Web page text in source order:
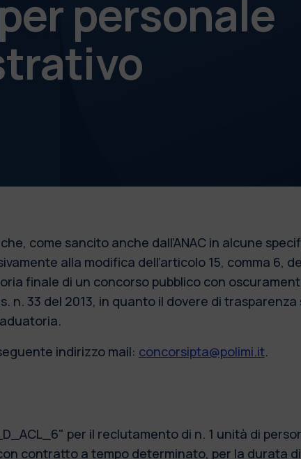
personale
come sancito anche dall’ANAC in alcune
alla modifica dell’articolo 15, comma 6,
finale di un concorso pubblico con
n. 33 del 2013, in quanto il dovere di
indirizzo mail: concorsipta@polimi.it.
per il reclutamento di n. 1 unità di
contratto a tempo determinato, per la durata di